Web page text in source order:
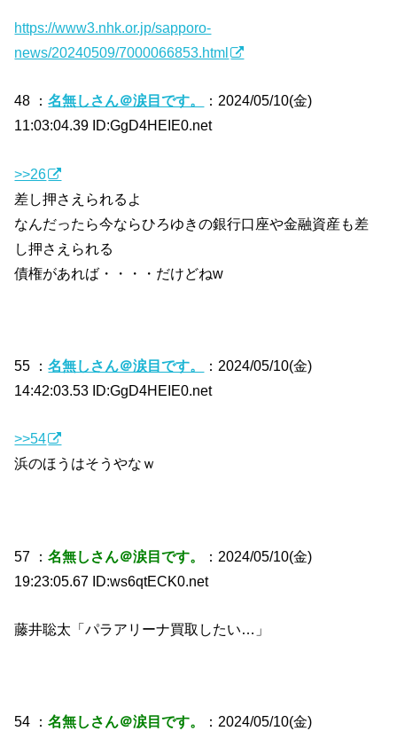
https://www3.nhk.or.jp/sapporo-
news/20240509/7000066853.html
48 ：名無しさん＠涙目です。
：2024/05/10(金)
11:03:04.39 ID:GgD4HEIE0.net
>>26
差し押さえられるよ
なんだったら今ならひろゆきの銀行口座や金融資産も差
し押さえられる
債権があれば・・・・だけどねw
55 ：名無しさん＠涙目です。
：2024/05/10(金)
14:42:03.53 ID:GgD4HEIE0.net
>>54
浜のほうはそうやなｗ
57 ：名無しさん＠涙目です。
：2024/05/10(金)
19:23:05.67 ID:ws6qtECK0.net
藤井聡太「パラアリーナ買取したい…」
54 ：名無しさん＠涙目です。
：2024/05/10(金)